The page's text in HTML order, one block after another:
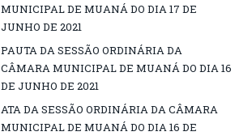
MUNICIPAL DE MUANÁ DO DIA 17 DE
JUNHO DE 2021
PAUTA DA SESSÃO ORDINÁRIA DA
CÂMARA MUNICIPAL DE MUANÁ DO DIA 16
DE JUNHO DE 2021
ATA DA SESSÃO ORDINÁRIA DA CÂMARA
MUNICIPAL DE MUANÁ DO DIA 16 DE